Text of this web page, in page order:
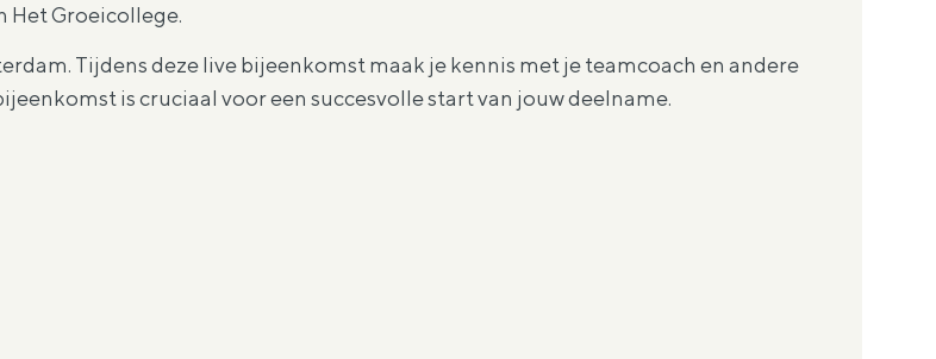
Het Groeicollege.
Tijdens deze live bijeenkomst maak je kennis met je teamcoach en andere
is cruciaal voor een succesvolle start van jouw deelname.